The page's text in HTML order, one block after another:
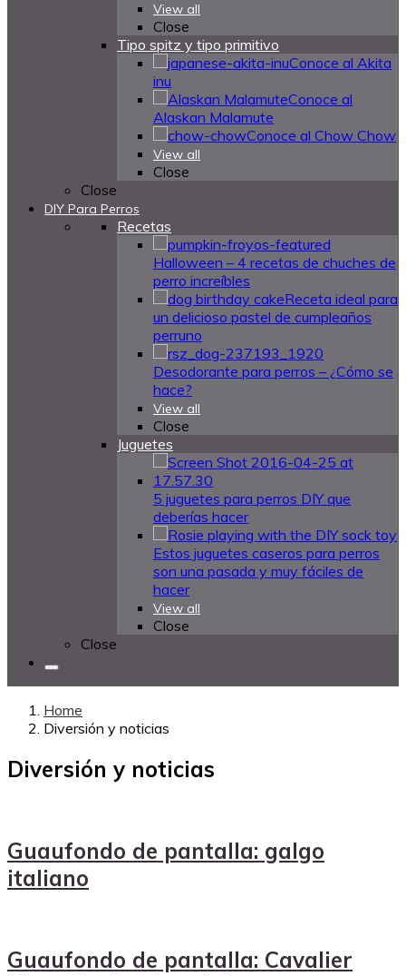
View all
Close
Tipo spitz y tipo primitivo
Conoce al Akita
inu
Conoce al
Alaskan Malamute
Conoce al Chow Chow
View all
Close
Close
DIY Para Perros
Recetas
Halloween – 4 recetas de chuches de
perro increíbles
Receta ideal para
un delicioso pastel de cumpleaños
perruno
Desodorante para perros – ¿Cómo se
hace?
View all
Close
Juguetes
5 juguetes para perros DIY que
deberías hacer
Estos juguetes caseros para perros
son una pasada y muy fáciles de
hacer
View all
Close
Close
Home
Diversión y noticias
Diversión y noticias
Guaufondo de pantalla: galgo
italiano
Guaufondo de pantalla: Cavalier